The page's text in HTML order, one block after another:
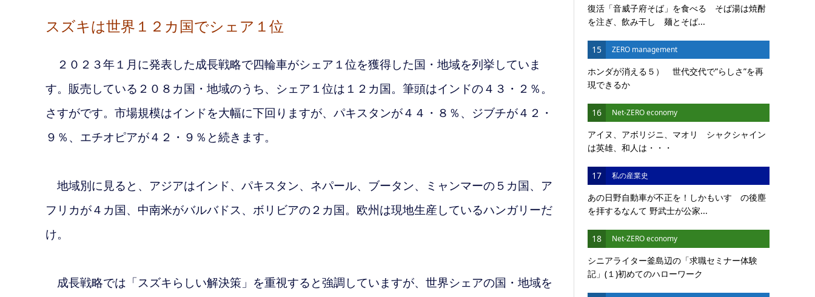
スズキは世界１２カ国でシェア１位
２０２３年１月に発表した成長戦略で四輪車がシェア１位を獲得した国・地域を列挙していま
す。販売している２０８カ国・地域のうち、シェア１位は１２カ国。筆頭はインドの４３・２％。
さすがです。市場規模はインドを大幅に下回りますが、パキスタンが４４・８％、ジブチが４２・
９％、エチオピアが４２・９％と続きます。
地域別に見ると、アジアはインド、パキスタン、ネパール、ブータン、ミャンマーの５カ国、ア
フリカが４カ国、中南米がバルバドス、ボリビアの２カ国。欧州は現地生産しているハンガリーだ
け。
成長戦略では「スズキらしい解決策」を重視すると強調していますが、世界シェアの国・地域を
復活「音威子府そば」を食べる そば湯は焼酎
を注ぎ、飲み干し 麺とそば...
15 ZERO management
ホンダが消える５） 世代交代で”らしさ”を再
現できるか
16 Net-ZERO economy
アイヌ、アボリジニ、マオリ シャクシャイン
は英雄、和人は・・・
17 私の産業史
あの日野自動車が不正を！しかもいすゞの後塵
を拝するなんて 野武士が公家...
18 Net-ZERO economy
シニアライター釜島辺の「求職セミナー体験
記」(１)初めてのハローワーク